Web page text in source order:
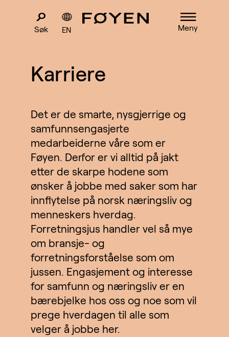
Søk EN Meny
Karriere
Det er de smarte, nysgjerrige og
samfunnsengasjerte
medarbeiderne våre som er
Føyen. Derfor er vi alltid på jakt
etter de skarpe hodene som
ønsker å jobbe med saker som har
innflytelse på norsk næringsliv og
menneskers hverdag.
Forretningsjus handler vel så mye
om bransje- og
forretningsforståelse som om
jussen. Engasjement og interesse
for samfunn og næringsliv er en
bærebjelke hos oss og noe som vil
prege hverdagen til alle som
velger å jobbe her.